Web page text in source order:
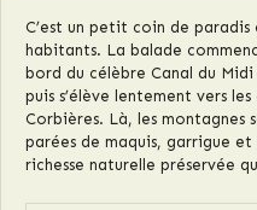
C’est un petit coin de paradis
habitants. La balade
bord du célèbre Canal du
puis s’élève lentement vers
Corbières. Là, les montagnes
parées de maquis, garrigue
richesse naturelle préservée